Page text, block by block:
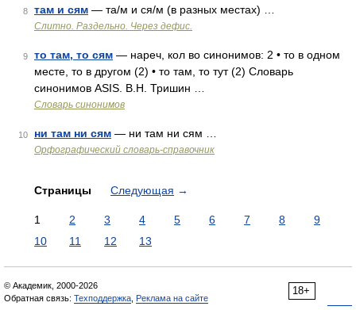
8 там и сям — та/м и ся/м (в разных местах) …
Слитно. Раздельно. Через дефис.
9 то там, то сям — нареч, кол во синонимов: 2 • то в одном
месте, то в другом (2) • то там, то тут (2) Словарь
синонимов ASIS. В.Н. Тришин …
Словарь синонимов
10 ни там ни сям — ни там ни сям …
Орфографический словарь-справочник
Страницы Следующая →
1 2 3 4 5 6 7 8
9
10
11 12 13
18+
© Академик, 2000-2026
Обратная связь: Техподдержка Реклама на сайте